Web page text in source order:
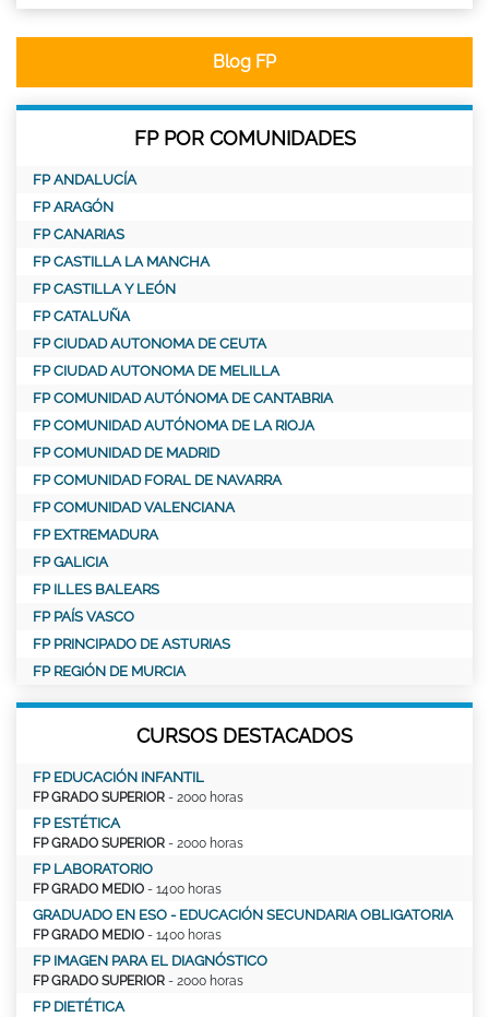
Blog FP
FP POR COMUNIDADES
FP ANDALUCÍA
FP ARAGÓN
FP CANARIAS
FP CASTILLA LA MANCHA
FP CASTILLA Y LEÓN
FP CATALUÑA
FP CIUDAD AUTONOMA DE CEUTA
FP CIUDAD AUTONOMA DE MELILLA
FP COMUNIDAD AUTÓNOMA DE CANTABRIA
FP COMUNIDAD AUTÓNOMA DE LA RIOJA
FP COMUNIDAD DE MADRID
FP COMUNIDAD FORAL DE NAVARRA
FP COMUNIDAD VALENCIANA
FP EXTREMADURA
FP GALICIA
FP ILLES BALEARS
FP PAÍS VASCO
FP PRINCIPADO DE ASTURIAS
FP REGIÓN DE MURCIA
CURSOS DESTACADOS
FP EDUCACIÓN INFANTIL
FP GRADO SUPERIOR - 2000 horas
FP ESTÉTICA
FP GRADO SUPERIOR - 2000 horas
FP LABORATORIO
FP GRADO MEDIO - 1400 horas
GRADUADO EN ESO - EDUCACIÓN SECUNDARIA OBLIGATORIA
FP GRADO MEDIO - 1400 horas
FP IMAGEN PARA EL DIAGNÓSTICO
FP GRADO SUPERIOR - 2000 horas
FP DIETÉTICA